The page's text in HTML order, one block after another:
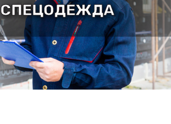
СПЕЦОДЕЖДА